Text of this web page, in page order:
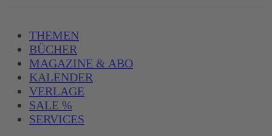
THEMEN
BÜCHER
MAGAZINE & ABO
KALENDER
VERLAGE
SALE %
SERVICES